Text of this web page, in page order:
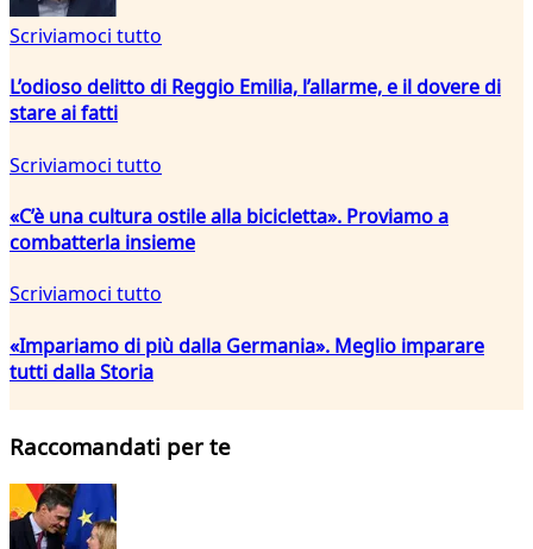
Scriviamoci tutto
L’odioso delitto di Reggio Emilia, l’allarme, e il dovere di
stare ai fatti
Scriviamoci tutto
«C’è una cultura ostile alla bicicletta». Proviamo a
combatterla insieme
Scriviamoci tutto
«Impariamo di più dalla Germania». Meglio imparare
tutti dalla Storia
Raccomandati per te